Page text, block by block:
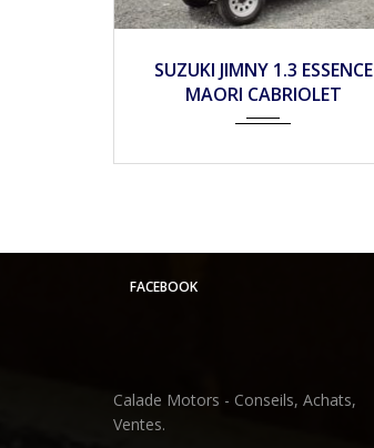
SUZUKI JIMNY 1.3 ESSENCE
MAORI CABRIOLET
FACEBOOK
Calade Motors - Conseils, Achats,
Ventes.